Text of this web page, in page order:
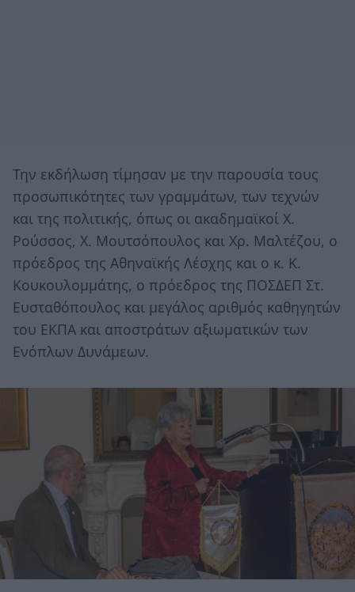
Την εκδήλωση τίμησαν με την παρουσία τους
προσωπικότητες των γραμμάτων, των τεχνών
και της πολιτικής, όπως οι ακαδημαϊκοί Χ.
Ρούσσος, Χ. Μουτσόπουλος και Χρ. Μαλτέζου, ο
πρόεδρος της Αθηναϊκής Λέσχης και ο κ. Κ.
Κουκουλομμάτης, ο πρόεδρος της ΠΟΣΔΕΠ Στ.
Ευσταθόπουλος και μεγάλος αριθμός καθηγητών
του ΕΚΠΑ και αποστράτων αξιωματικών των
Ενόπλων Δυνάμεων.